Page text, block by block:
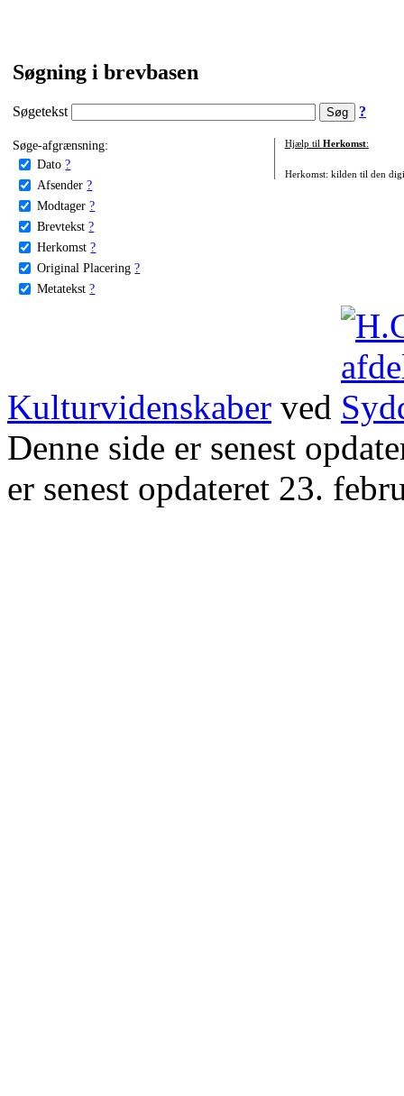
Søgning i brevbasen
Søgetekst ?
Søge-afgrænsning:
Dato ?
Afsender ?
Modtager ?
Brevtekst ?
Herkomst ?
Original Placering ?
Metatekst ?
Hjælp til Herkomst:
Herkomst: kilden til den
Kulturvidenskaber ved
Denne side er senest
er senest opdateret 23.